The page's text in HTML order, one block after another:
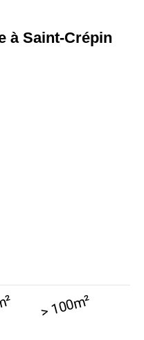
à Saint-Crépin